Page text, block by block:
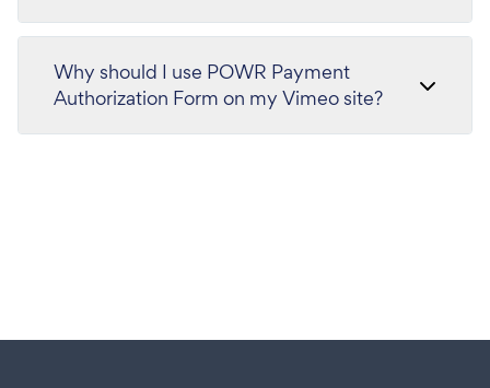
Why should I use POWR Payment
Authorization Form on my Vimeo site?